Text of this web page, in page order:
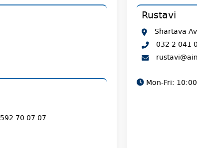
592 70 07 07
Rustavi
Shartava
032 2 041
Mon-Fri: